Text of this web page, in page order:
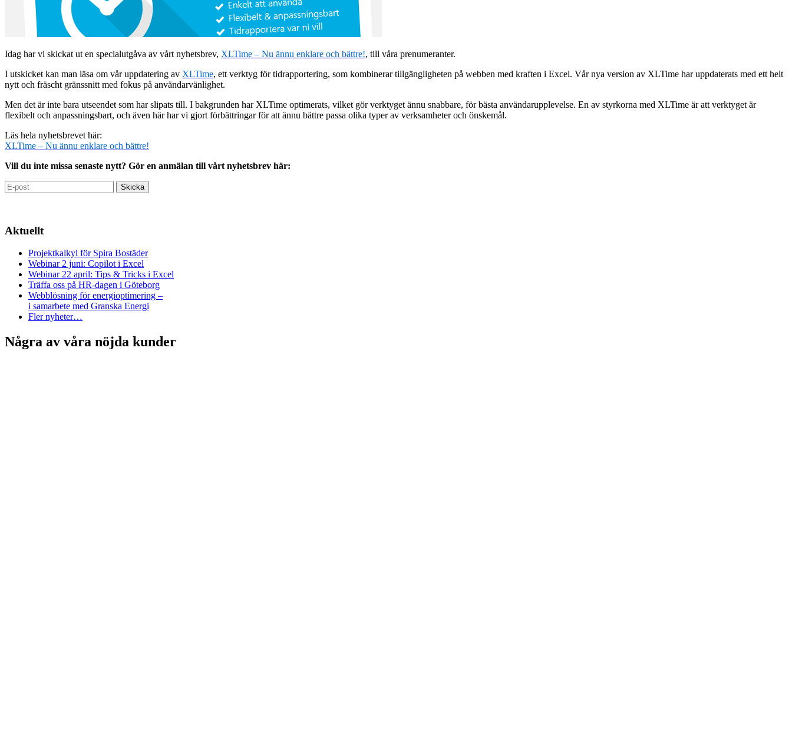
Idag har vi skickat ut en specialutgåva av vårt nyhetsbrev, XLTime – Nu ännu enklare och bättre!, till våra prenumeranter.
I utskicket kan man läsa om vår uppdatering av XLTime, ett verktyg för tidrapportering, som kombinerar tillgängligheten på webben med kraften i Excel. Vår nya version av XLTime har uppdaterats med ett helt
nytt och fräscht gränssnitt med fokus på användarvänlighet.
Men det är inte bara utseendet som har slipats till. I bakgrunden har XLTime optimerats, vilket gör verktyget ännu snabbare, för bästa användarupplevelse. En av styrkorna med XLTime är att verktyget är
flexibelt och anpassningsbart, och även här har vi gjort förbättringar för att ännu bättre passa olika typer av verksamheter och önskemål.
Läs hela nyhetsbrevet här:
XLTime – Nu ännu enklare och bättre!
Vill du inte missa senaste nytt? Gör en anmälan till vårt nyhetsbrev här:
Aktuellt
Projektkalkyl för Spira Bostäder
Webinar 2 juni: Copilot i Excel
Webinar 22 april: Tips & Tricks i Excel
Träffa oss på HR-dagen i Göteborg
Webblösning för energioptimering –
i samarbete med Granska Energi
Fler nyheter…
Några av våra nöjda kunder